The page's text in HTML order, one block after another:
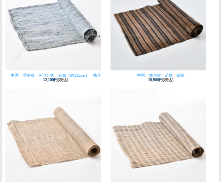
中国 雲南省 チワン族 麻布（約115cm） 格子
12,100円(税込)
中国 貴州省 苗族 縞布
16,500円(税込)